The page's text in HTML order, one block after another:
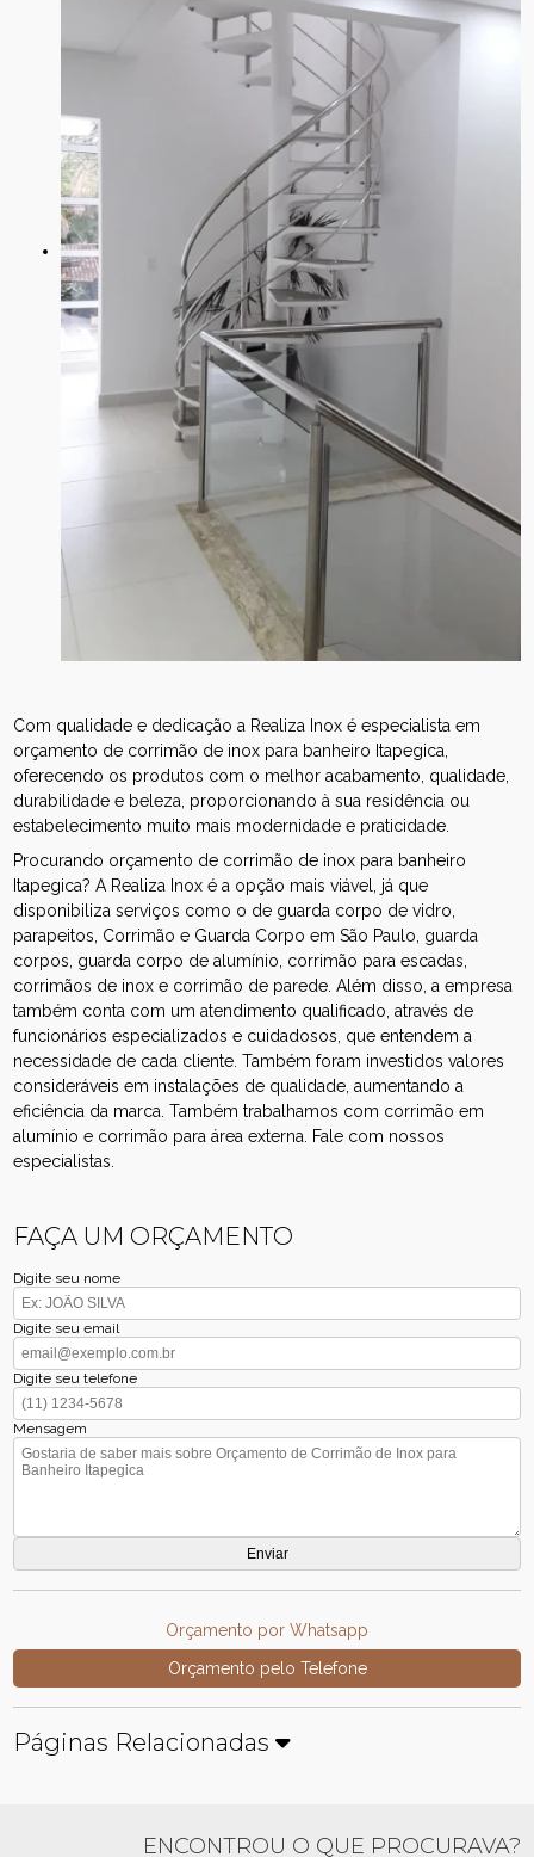
Com qualidade e dedicação a Realiza Inox é especialista em
orçamento de corrimão de inox para banheiro Itapegica,
oferecendo os produtos com o melhor acabamento, qualidade,
durabilidade e beleza, proporcionando à sua residência ou
estabelecimento muito mais modernidade e praticidade.
Procurando orçamento de corrimão de inox para banheiro
Itapegica? A Realiza Inox é a opção mais viável, já que
disponibiliza serviços como o de guarda corpo de vidro,
parapeitos, Corrimão e Guarda Corpo em São Paulo, guarda
corpos, guarda corpo de alumínio, corrimão para escadas,
corrimãos de inox e corrimão de parede. Além disso, a empresa
também conta com um atendimento qualificado, através de
funcionários especializados e cuidadosos, que entendem a
necessidade de cada cliente. Também foram investidos valores
consideráveis em instalações de qualidade, aumentando a
eficiência da marca. Também trabalhamos com corrimão em
alumínio e corrimão para área externa. Fale com nossos
especialistas.
FAÇA UM ORÇAMENTO
Digite seu nome
Digite seu email
Digite seu telefone
Mensagem
Orçamento por Whatsapp
Orçamento pelo Telefone
Páginas Relacionadas
ENCONTROU O QUE PROCURAVA?